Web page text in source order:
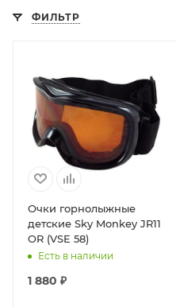
ФИЛЬТР
Очки горнолыжные
детские Sky Monkey JR11
OR (VSE 58)
Есть в наличии
1 880 ₽